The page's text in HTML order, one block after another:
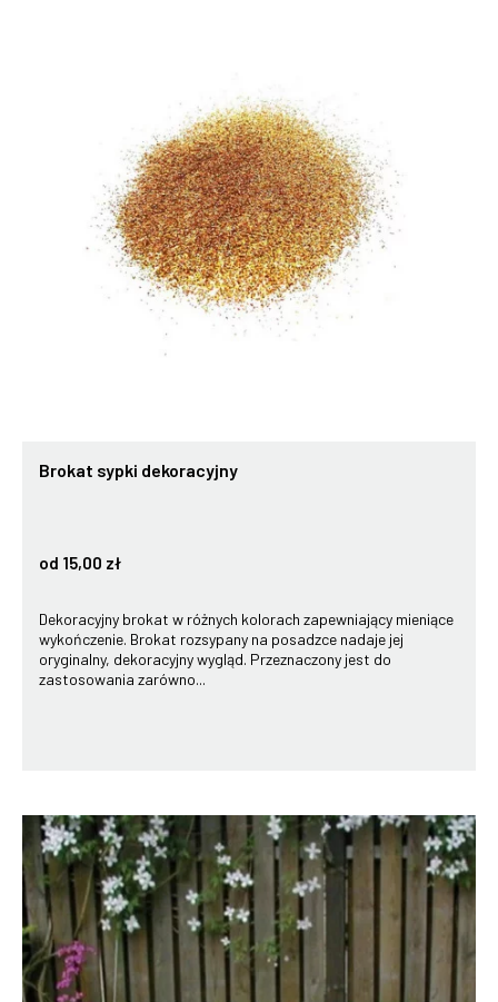
Brokat sypki dekoracyjny
od 15,00 zł
Dekoracyjny brokat w różnych kolorach zapewniający mieniące
wykończenie. Brokat rozsypany na posadzce nadaje jej
oryginalny, dekoracyjny wygląd. Przeznaczony jest do
zastosowania zarówno...